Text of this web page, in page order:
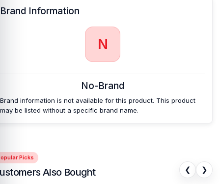
Brand Information
N
No-Brand
Brand information is not available for this product. This product
may be listed without a specific brand name.
Picks
Also Bought ❮ ❯